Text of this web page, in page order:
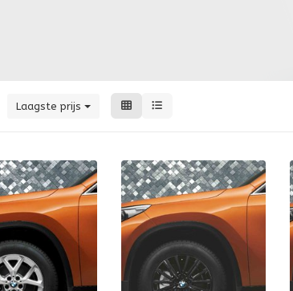
Laagste prijs